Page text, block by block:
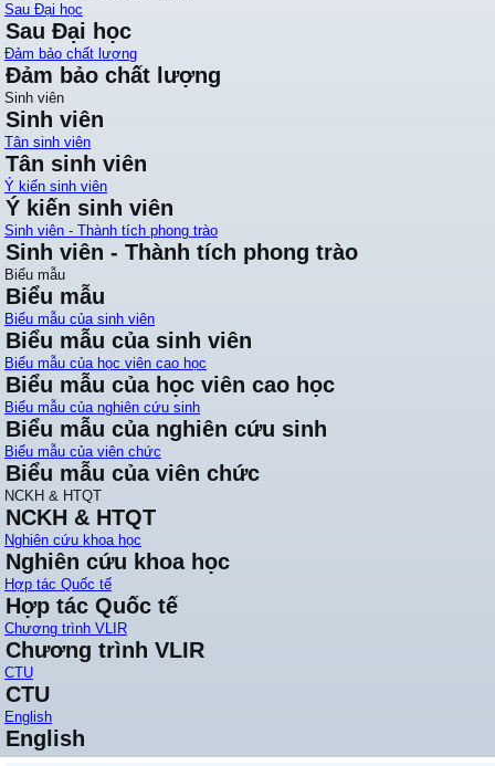
Sau Đại học
Sau Đại học
Đảm bảo chất lượng
Đảm bảo chất lượng
Sinh viên
Sinh viên
Tân sinh viên
Tân sinh viên
Ý kiến sinh viên
Ý kiến sinh viên
Sinh viên - Thành tích phong trào
Sinh viên - Thành tích phong trào
Biểu mẫu
Biểu mẫu
Biểu mẫu của sinh viên
Biểu mẫu của sinh viên
Biểu mẫu của học viên cao học
Biểu mẫu của học viên cao học
Biểu mẫu của nghiên cứu sinh
Biểu mẫu của nghiên cứu sinh
Biểu mẫu của viên chức
Biểu mẫu của viên chức
NCKH & HTQT
NCKH & HTQT
Nghiên cứu khoa học
Nghiên cứu khoa học
Hợp tác Quốc tế
Hợp tác Quốc tế
Chương trình VLIR
Chương trình VLIR
CTU
CTU
English
English